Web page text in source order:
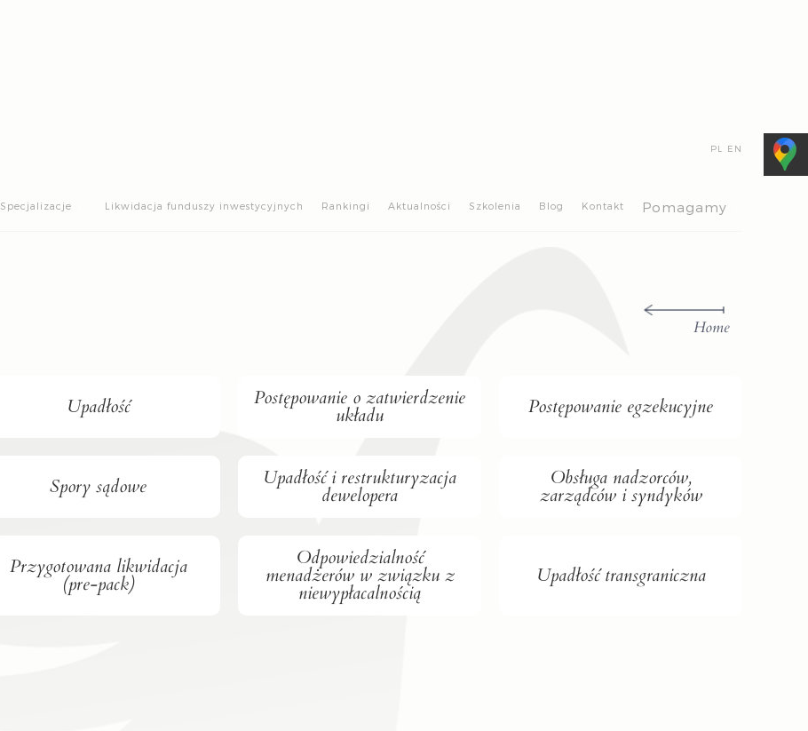
PL EN
Specjalizacje Likwidacja funduszy inwestycyjnych Rankingi Aktualności Szkolenia Blog Kontakt Pomagamy
Home
Upadłość Postępowanie o zatwierdzenie
układu Postępowanie egzekucyjne
Spory sądowe Upadłość i restrukturyzacja
dewelopera
Obsługa nadzorców,
zarządców i syndyków
Przygotowana likwidacja
(pre-pack)
Odpowiedzialność
menadżerów w związku z
niewypłacalnością
Upadłość transgraniczna